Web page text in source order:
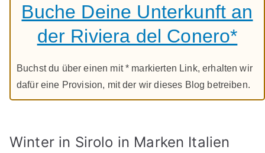
Buche Deine Unterkunft an
der Riviera del Conero*
Buchst du über einen mit * markierten Link, erhalten wir
dafür eine Provision, mit der wir dieses Blog betreiben.
Winter in Sirolo in Marken Italien